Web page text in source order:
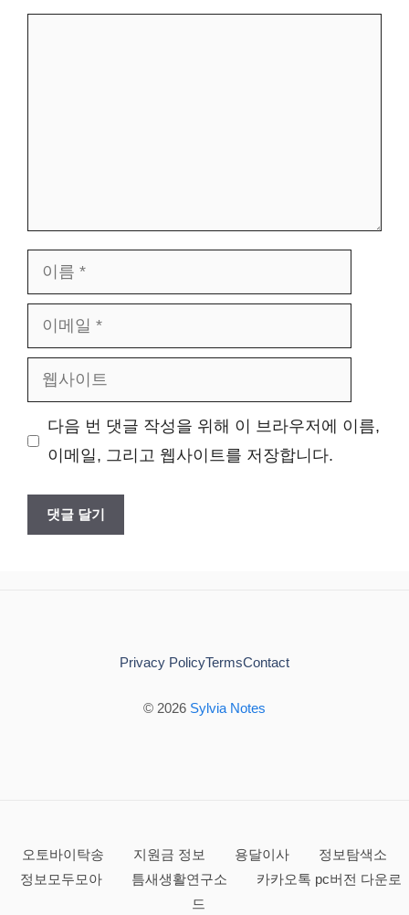
름
메
사
다음 번 댓글 작성을 위해 이 브라우저에 이름,
이메일, 그리고 웹사이트를 저장합니다.
© 2026 Sylvia Notes
Privacy PolicyTermsContact
오토바이탁송 지원금 정보 용달이사
정보탐색소
정보모두모아
틈새생활연구소
카카오톡 pc버전 다운로
드